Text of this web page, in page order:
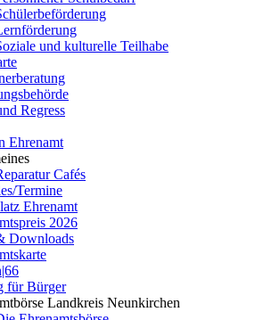
und kulturelle Teilhabe
Regress
Ehrenamt
Cafés
Termine
Ehrenamt
2026
Downloads
für Bürger
Landkreis Neunkirchen